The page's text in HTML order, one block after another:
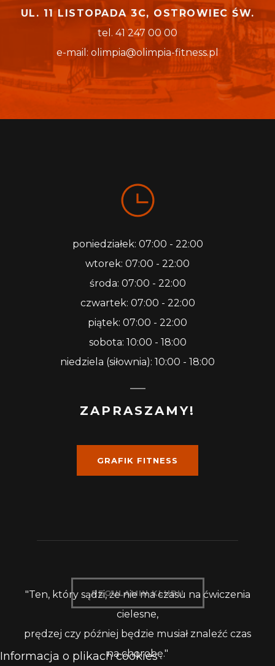
UL. 11 LISTOPADA 3C, OSTROWIEC ŚW.
tel. 41 247 00 00
e-mail: olimpia@olimpia-fitness.pl
poniedziałek: 07:00 - 22:00
wtorek: 07:00 - 22:00
środa: 07:00 - 22:00
czwartek: 07:00 - 22:00
piątek: 07:00 - 22:00
sobota: 10:00 - 18:00
niedziela (siłownia): 10:00 - 18:00
ZAPRASZAMY!
GRAFIK FITNESS
REGULAMIN KLUBU
Informacja o plikach cookies
"Ten, który sądzi, że nie ma czasu na ćwiczenia
cielesne,
prędzej czy później będzie musiał znaleźć czas
na chorobę."